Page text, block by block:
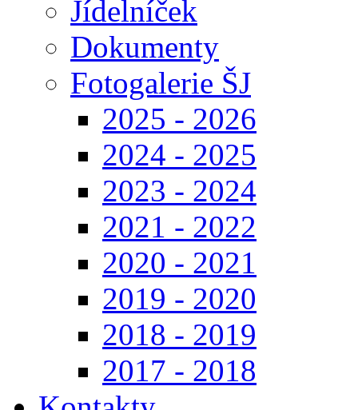
Jídelníček
Dokumenty
Fotogalerie ŠJ
2025 - 2026
2024 - 2025
2023 - 2024
2021 - 2022
2020 - 2021
2019 - 2020
2018 - 2019
2017 - 2018